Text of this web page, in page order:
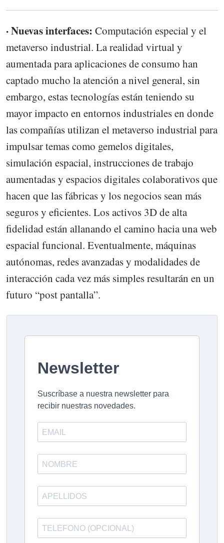
· Nuevas interfaces: Computación especial y el
metaverso industrial. La realidad virtual y
aumentada para aplicaciones de consumo han
captado mucho la atención a nivel general, sin
embargo, estas tecnologías están teniendo su
mayor impacto en entornos industriales en donde
las compañías utilizan el metaverso industrial para
impulsar temas como gemelos digitales,
simulación espacial, instrucciones de trabajo
aumentadas y espacios digitales colaborativos que
hacen que las fábricas y los negocios sean más
seguros y eficientes. Los activos 3D de alta
fidelidad están allanando el camino hacia una web
espacial funcional. Eventualmente, máquinas
autónomas, redes avanzadas y modalidades de
interacción cada vez más simples resultarán en un
futuro “post pantalla”.